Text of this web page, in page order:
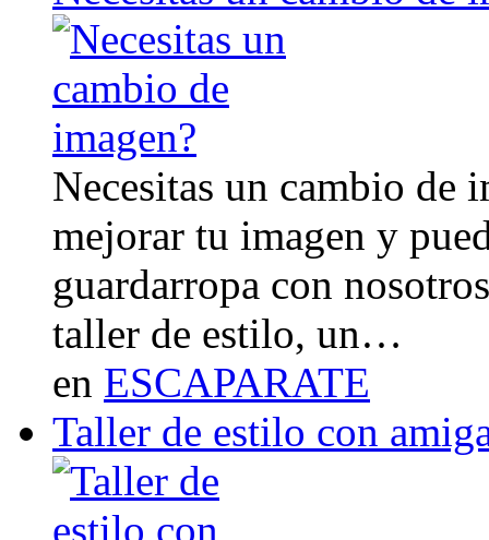
Necesitas un cambio de
mejorar tu imagen y
guardarropa con
taller de estilo, un…
en ESCAPARATE
Taller de estilo con